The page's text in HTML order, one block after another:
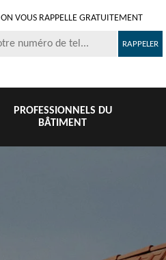
ON VOUS RAPPELLE GRATUITEMENT
PROFESSIONNELS DU
BÂTIMENT